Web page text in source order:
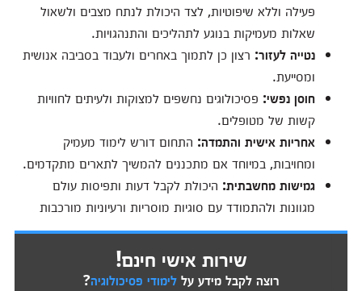
פעילה וללא שיפוטיות, לצד היכולת לנתח מצבים ולשאול
שאלות מעמיקות בנוגע לתהליכים והתנהגויות.
נטייה לעזור: רצון כן לתמוך באחרים ולעבוד בסביבה אנושית
ומסייעת.
חוסן נפשי: פסיכולוגים נחשפים למצוקות ולעיתים לחוויות
קשות של מטופלים.
אחריות אישית והתמדה: התחום דורש לימוד מעמיק
ומחויבות, במיוחד אם מתכננים להמשיך לתארים מתקדמים.
גמישות מחשבתית: היכולת לקבל דעות ותפיסות עולם
מגוונות ולהתמודד עם סוגיות מוסריות ורעיוניות מורכבות
שירות אישי חינם!
רוצה לקבל מידע עללימודי פסיכולוגיה?